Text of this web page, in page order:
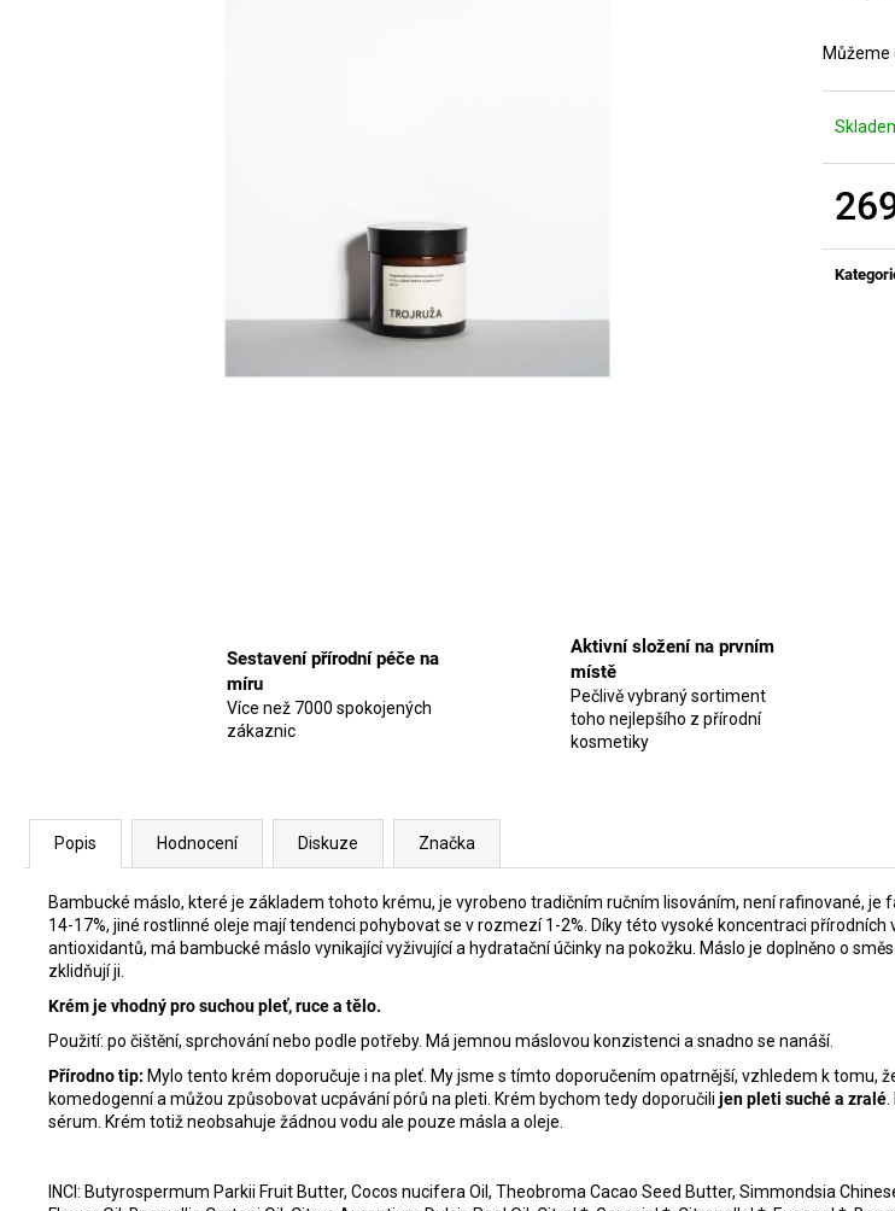
Můžeme
Sestavení přírodní péče na
míru
Více než 7000 spokojených
zákaznic
Aktivní složení na prvním
místě
Pečlivě vybraný sortiment
toho nejlepšího z přírodní
kosmetiky
Popis Hodnocení Diskuze Značka
Bambucké máslo, které je základem tohoto krému, je vyrobeno tradičním ručním lisováním, není rafinované,
14-17%, jiné rostlinné oleje mají tendenci pohybovat se v rozmezí 1-2%. Díky této vysoké koncentraci
antioxidantů, má bambucké máslo vynikající vyživující a hydratační účinky na pokožku. Máslo je doplněno o
zklidňují ji.
Krém je vhodný pro suchou pleť, ruce a tělo.
Použití: po čištění, sprchování nebo podle potřeby. Má jemnou máslovou konzistenci a snadno se nanáší.
Přírodno tip: Mylo tento krém doporučuje i na pleť. My jsme s tímto doporučením opatrnější, vzhledem k tomu,
komedogenní a můžou způsobovat ucpávání pórů na pleti. Krém bychom tedy doporučili jen pleti suché a zralé
sérum. Krém totiž neobsahuje žádnou vodu ale pouze másla a oleje.
INCI: Butyrospermum Parkii Fruit Butter, Cocos nucifera Oil, Theobroma Cacao Seed Butter, Simmondsia